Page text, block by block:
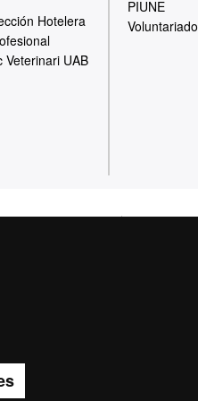
Hotelera
Veterinari UAB
PIUNE
Voluntariado
la Universitat
docentes, de
patrimonial
en general,